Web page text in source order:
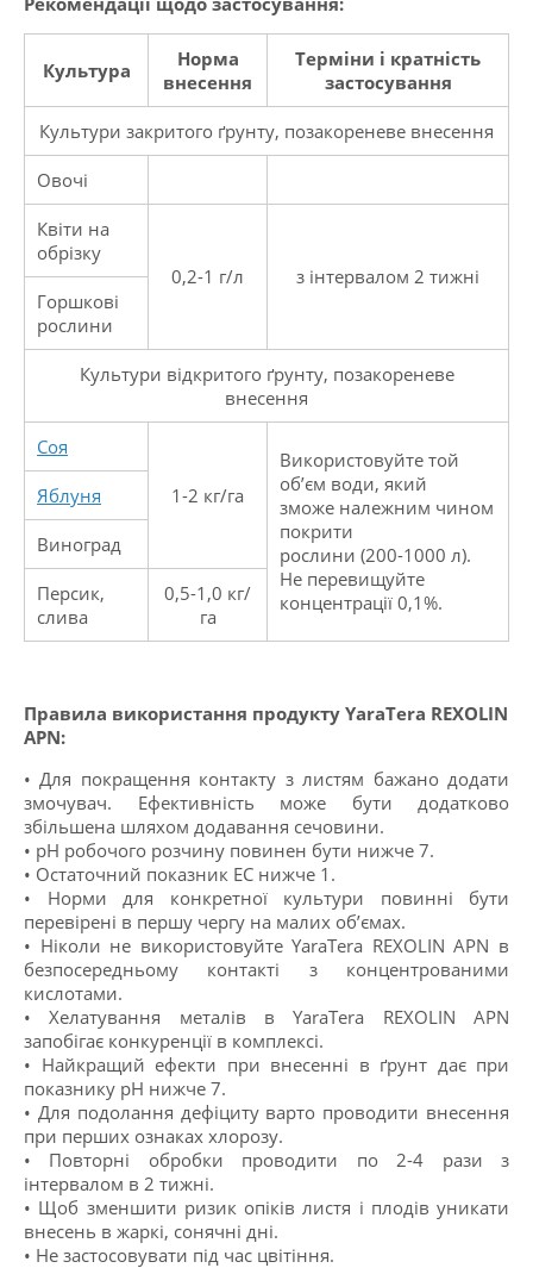
Культура
Норма
внесення
Терміни і кратність
застосування
Культури закритого ґрунту, позакореневе внесення
Овочі
Квіти на
обрізку
0,2-1 г/л
з інтервалом 2 тижні
Горшкові
рослини
Культури відкритого ґрунту, позакореневе
внесення
Соя
1-2 кг/га
Використовуйте той
об’єм води, який
зможе належним чином
покрити
рослини (200-1000 л).
Не перевищуйте
концентрації 0,1%.
Яблуня
Виноград
Персик,
слива
0,5-1,0 кг/
га
Правила використання продукту YaraTera REXOLIN
APN:
• Для покращення контакту з листям бажано додати
змочувач. Ефективність може бути додатково
збільшена шляхом додавання сечовини.
• рН робочого розчину повинен бути нижче 7.
• Остаточний показник EC нижче 1.
• Норми для конкретної культури повинні бути
перевірені в першу чергу на малих об’ємах.
• Ніколи не використовуйте YaraTera REXOLIN APN в
безпосередньому контакті з концентрованими
кислотами.
• Хелатування металів вYaraTera REXOLIN APN
запобігає конкуренції в комплексі.
• Найкращий ефекти при внесенні в ґрунт дає при
показнику рН нижче 7.
• Для подолання дефіциту варто проводити внесення
при перших ознаках хлорозу.
• Повторні обробки проводити по 2-4 рази з
інтервалом в 2 тижні.
• Щоб зменшити ризик опіків листя і плодів уникати
внесень в жаркі, сонячні дні.
• Не застосовувати під час цвітіння.